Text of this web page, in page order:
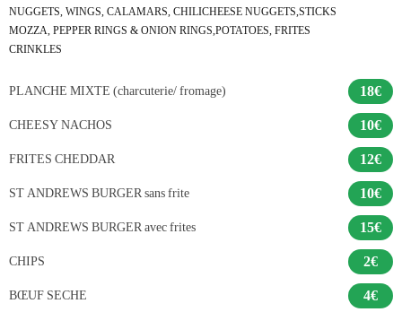
NUGGETS, WINGS, CALAMARS, CHILICHEESE NUGGETS,STICKS
MOZZA, PEPPER RINGS & ONION RINGS,POTATOES, FRITES
CRINKLES
PLANCHE MIXTE (charcuterie/ fromage) 18€
CHEESY NACHOS 10€
FRITES CHEDDAR 12€
ST ANDREWS BURGER sans frite 10€
ST ANDREWS BURGER avec frites 15€
CHIPS 2€
BŒUF SECHE 4€